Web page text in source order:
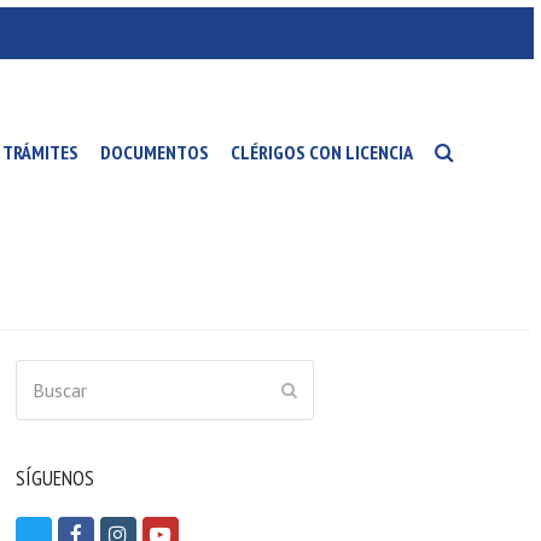
TRÁMITES DOCUMENTOS CLÉRIGOS CON LICENCIA
SÍGUENOS
Y